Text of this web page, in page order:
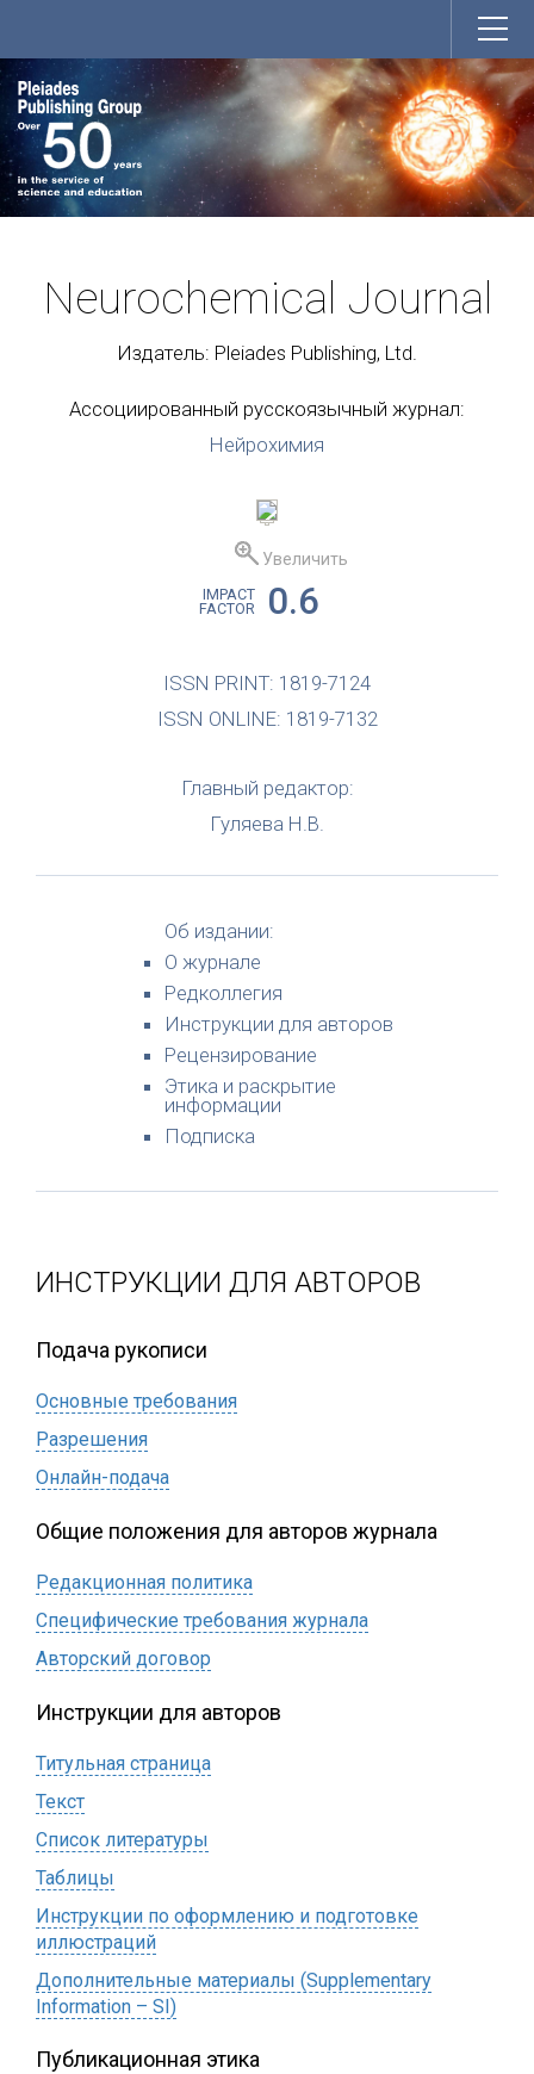
Neurochemical Journal
Издатель: Pleiades Publishing, Ltd.
Ассоциированный русскоязычный журнал:
Нейрохимия
Увеличить
IMPACT
FACTOR
0.6
ISSN PRINT: 1819-7124
ISSN ONLINE: 1819-7132
Главный редактор:
Гуляева Н.В.
Об издании:
О журнале
Редколлегия
Инструкции для авторов
Рецензирование
Этика и раскрытие
информации
Подписка
ИНСТРУКЦИИ ДЛЯ АВТОРОВ
Подача рукописи
Основные требования
Разрешения
Онлайн-подача
Общие положения для авторов журнала
Редакционная политика
Специфические требования журнала
Авторский договор
Инструкции для авторов
Титульная страница
Текст
Список литературы
Таблицы
Инструкции по оформлению и подготовке
иллюстраций
Дополнительные материалы (Supplementary
Information – SI)
Публикационная этика